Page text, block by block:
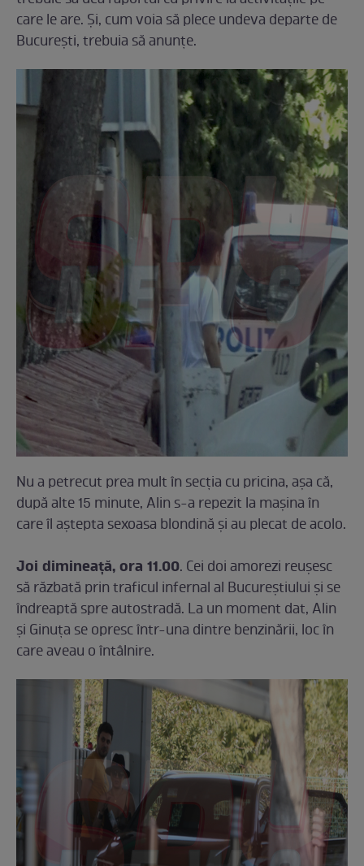
care le are. Și, cum voia să plece undeva departe de
București, trebuia să anunțe.
Nu a petrecut prea mult în secția cu pricina, așa că,
după alte 15 minute, Alin s-a repezit la mașina în
care îl aștepta sexoasa blondină și au plecat de acolo.
Joi dimineață, ora 11.00. Cei doi amorezi reușesc
să răzbată prin traficul infernal al Bucureștiului și se
îndreaptă spre autostradă. La un moment dat, Alin
și Ginuța se opresc într-una dintre benzinării, loc în
care aveau o întâlnire.